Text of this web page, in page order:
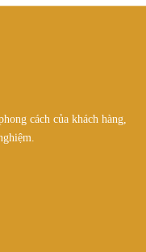
cách của khách hàng,